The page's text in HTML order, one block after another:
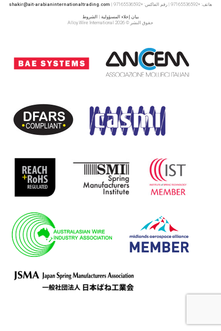
هاتف: +97165536592 | رقم الفاكس: +97165536592 | shakir@ait-arabianinternationaltrading.com
بيان إخلاء المسؤولية | الشروط
حقوق النشر © 2026 Alloy Wire International